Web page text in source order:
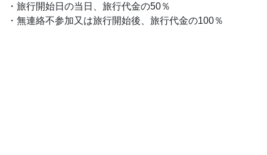
・旅行開始日の当日、旅行代金の50％
・無連絡不参加又は旅行開始後、旅行代金の100％